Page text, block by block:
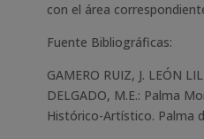
con el área
Fuente Bibliográficas:
GAMERO RUIZ, J. LEÓN
DELGADO, M.E.: Palma
Histórico-Artístico. Palma